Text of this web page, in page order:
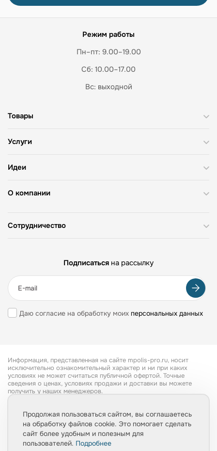
Режим работы
Пн–пт: 9.00–19.00
Сб: 10.00–17.00
Вс: выходной
О компании
Товары
Услуги
Идеи
Сотрудничество
Подписаться на рассылку
Даю согласие на обработку моих персональных данных
Информация, представленная на сайте mpolis-pro.ru, носит
исключительно ознакомительный характер и ни при каких
условиях не может считаться публичной офертой. Точные
сведения о ценах, условиях продажи и доставки вы можете
получить у наших менеджеров.
Обработка персональных данных
Политика конфиденциальности
Продолжая пользоваться сайтом, вы соглашаетесь
на обработку файлов cookie. Это помогает сделать
сайт более удобным и полезным для
пользователей. Подробнее